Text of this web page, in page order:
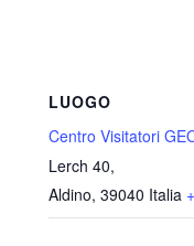
LUOGO
Centro Visitatori
Lerch 40,
Aldino, 39040 Italia